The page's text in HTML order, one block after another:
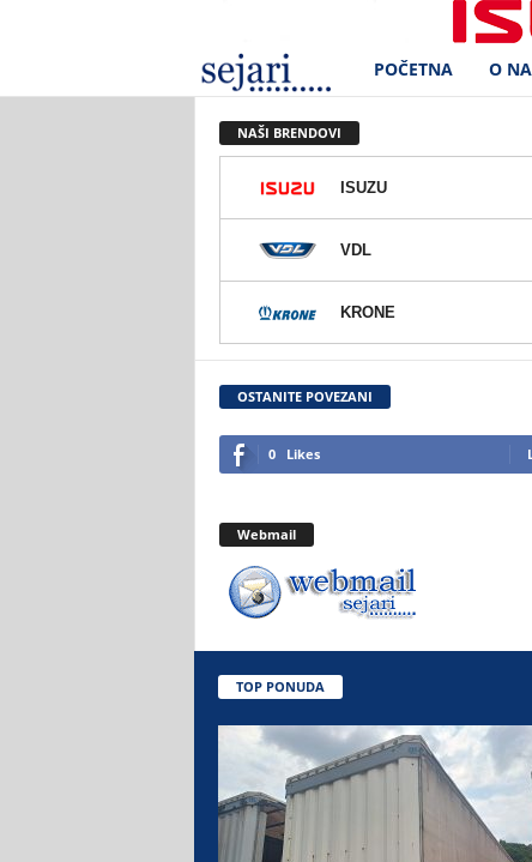
e
r
d
.
o
.
a
POČETNA O
NAŠI BRENDOVI
ISUZU
VDL
KRONE
OSTANITE POVEZANI
0 Likes
Webmail
TOP PONUDA